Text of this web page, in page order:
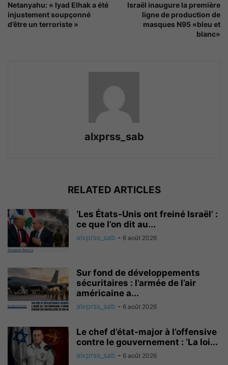
Netanyahu: « Iyad Elhak a été
injustement soupçonné
d’être un terroriste »
Israël inaugure la première
ligne de production de
masques N95 «bleu et
blanc»
alxprss_sab
RELATED ARTICLES
‘Les États-Unis ont freiné Israël’ :
ce que l’on dit au...
alxprss_sab - 6 août 2026
Sur fond de développements
sécuritaires : l’armée de l’air
américaine a...
alxprss_sab - 6 août 2026
Le chef d’état-major à l’offensive
contre le gouvernement : ‘La loi...
alxprss_sab - 6 août 2026